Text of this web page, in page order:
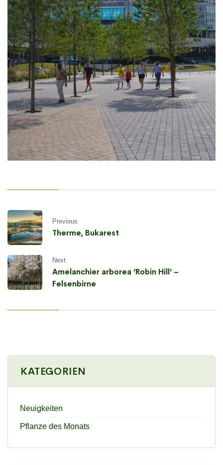
Previous
Therme, Bukarest
Next
Amelanchier arborea ‘Robin Hill’ –
Felsenbirne
KATEGORIEN
Neuigkeiten
Pflanze des Monats